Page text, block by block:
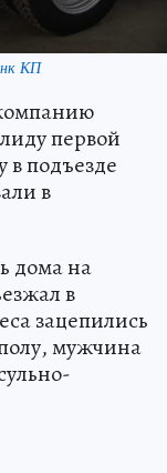
КП
первой
в подъезде
в
дома на
в
зацепились
мужчина